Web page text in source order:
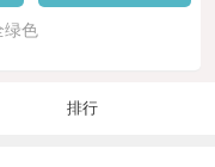
绿色
排行